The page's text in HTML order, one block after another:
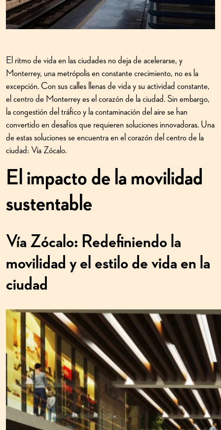
El ritmo de vida en las ciudades no deja de acelerarse, y
Monterrey, una metrópolis en constante crecimiento, no es la
excepción. Con sus calles llenas de vida y su actividad constante,
el centro de Monterrey es el corazón de la ciudad. Sin embargo,
la congestión del tráfico y la contaminación del aire se han
convertido en desafíos que requieren soluciones innovadoras. Una
de estas soluciones se encuentra en el corazón del centro de la
ciudad: Vía Zócalo.
El impacto de la movilidad
sustentable
Vía Zócalo: Redefiniendo la
movilidad y el estilo de vida en la
ciudad